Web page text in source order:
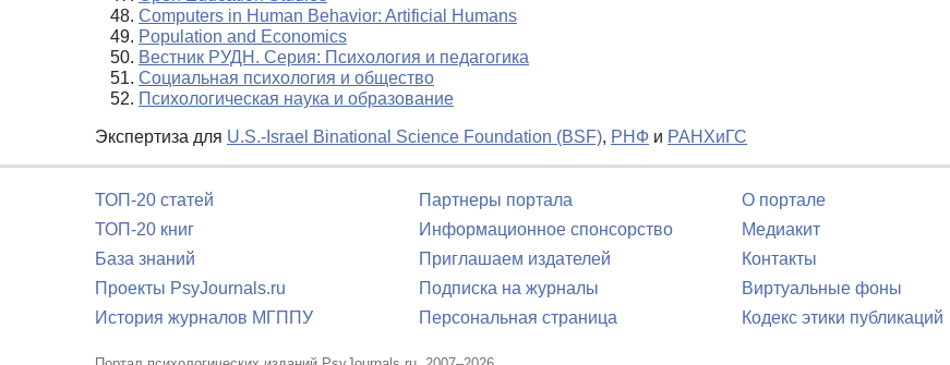
Computers in Human Behavior: Artificial Humans
Population and Economics
Вестник РУДН. Серия: Психология и педагогика
Социальная психология и общество
Психологическая наука и образование
Экспертиза для U.S.-Israel Binational Science Foundation (BSF), РНФ и РАНХиГС
ТОП-20 статей
ТОП-20 книг
База знаний
Проекты PsyJournals.ru
История журналов МГППУ
Партнеры портала
Информационное спонсорство
Приглашаем издателей
Подписка на журналы
Персональная страница
О портале
Медиакит
Контакты
Виртуальные фоны
Кодекс этики публикаций